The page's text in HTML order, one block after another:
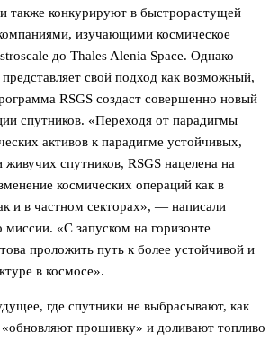
также конкурируют в быстрорастущей
изучающими космическое
до Thales Alenia Space. Однако
представляет свой подход как возможный,
RSGS создаст совершенно новый
спутников. «Переходя от парадигмы
активов к парадигме устойчивых,
спутников, RSGS нацелена на
космических операций как в
и в частном секторах», — написали
«С запуском на горизонте
проложить путь к более устойчивой и
в космосе».
где спутники не выбрасывают, как
прошивку» и доливают топливо